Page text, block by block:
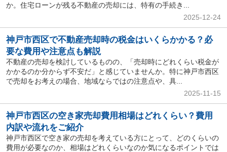
か。住宅ローンが残る不動産の売却には、特有の手続き...
2025-12-24
神戸市西区で不動産売却時の税金はいくらかかる？必
要な費用や注意点も解説
不動産の売却を検討しているものの、「売却時にどれくらい税金が
かかるのか分からず不安だ」と感じていませんか。特に神戸市西区
で売却をお考えの場合、地域ならではの注意点や、具...
2025-11-15
神戸市西区の空き家売却費用相場はどれくらい？費用
内訳や流れをご紹介
神戸市西区で空き家の売却を考えている方にとって、どのくらいの
費用が必要なのか、相場はどれくらいなのか気になるポイントでは